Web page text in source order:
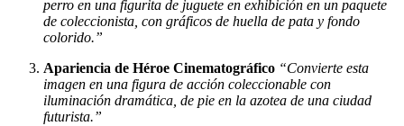
perro en una figurita de juguete en exhibición en un paquete
de coleccionista, con gráficos de huella de pata y fondo
colorido.”
Apariencia de Héroe Cinematográfico “Convierte esta
imagen en una figura de acción coleccionable con
iluminación dramática, de pie en la azotea de una ciudad
futurista.”